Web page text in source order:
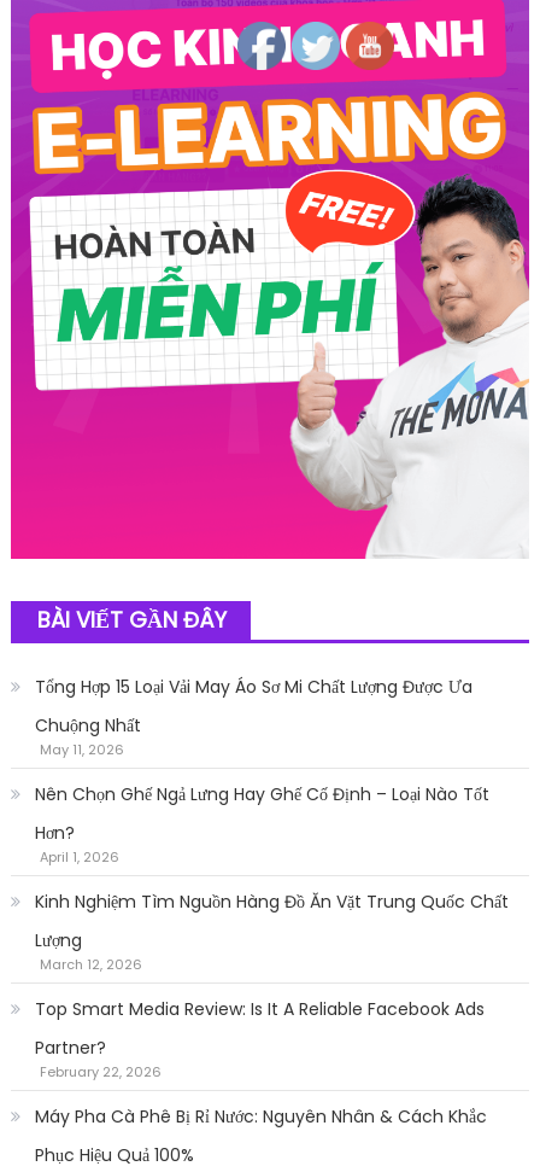
BÀI VIẾT GẦN ĐÂY
Tổng Hợp 15 Loại Vải May Áo Sơ Mi Chất Lượng Được Ưa
Chuộng Nhất
May 11, 2026
Nên Chọn Ghế Ngả Lưng Hay Ghế Cố Định – Loại Nào Tốt
Hơn?
April 1, 2026
Kinh Nghiệm Tìm Nguồn Hàng Đồ Ăn Vặt Trung Quốc Chất
Lượng
March 12, 2026
Top Smart Media Review: Is It A Reliable Facebook Ads
Partner?
February 22, 2026
Máy Pha Cà Phê Bị Rỉ Nước: Nguyên Nhân & Cách Khắc
Phục Hiệu Quả 100%